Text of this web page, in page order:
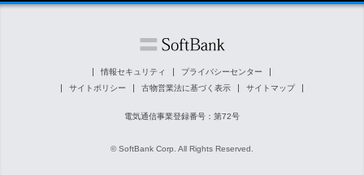
情報セキュリティ
プライバシーセンター
サイトポリシー
古物営業法に基づく表示 サイトマップ
電気通信事業登録番号：第72号
© SoftBank Corp. All Rights Reserved.